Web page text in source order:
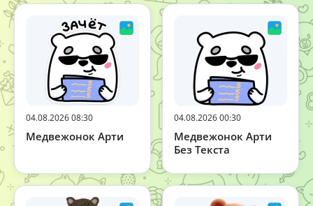
04.08.2026 08:30
Медвежонок Арти
04.08.2026 00:30
Медвежонок Арти
Без Текста